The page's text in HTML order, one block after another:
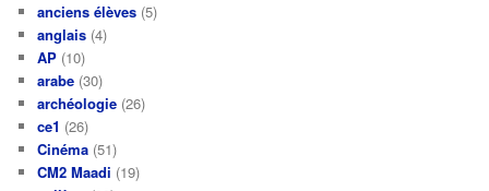
anciens élèves (5)
anglais (4)
AP (10)
arabe (30)
archéologie (26)
ce1 (26)
Cinéma (51)
CM2 Maadi (19)